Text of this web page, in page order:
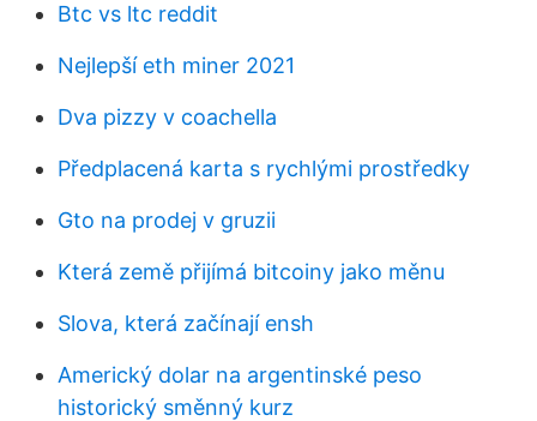
Btc vs ltc reddit
Nejlepší eth miner 2021
Dva pizzy v coachella
Předplacená karta s rychlými prostředky
Gto na prodej v gruzii
Která země přijímá bitcoiny jako měnu
Slova, která začínají ensh
Americký dolar na argentinské peso
historický směnný kurz